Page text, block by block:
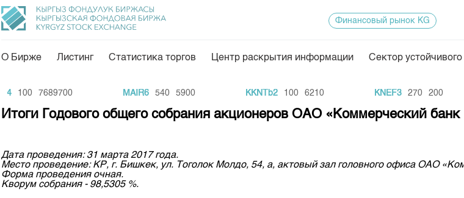
Общая информация
Руководство
Внутренний аудитор
Товарно-сырьевой сектор
Центр раскрытия информации
Тарифы
Биржевая деятельность
Финансовый рынок KG
О Бирже Листинг Статистика торгов Центр раскрытия информации Сектор
100 7689700 MAIR6 540 5900 KKNTb2 100 6210 KNEF3 270 200
Итоги Годового общего собрания акционеров ОАО «Коммерческий
Дата проведения: 31 марта 2017 года.
Место проведение: КР, г. Бишкек, ул. Тоголок Молдо, 54, а, актовый зал головного офиса ОАО
Форма проведения очная.
Кворум собрания - 98,5305 %.